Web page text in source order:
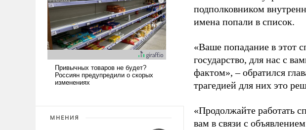
МНЕНИЯ
подполковником
имена попали в список.
«Ваше попадание в этот
государство, для нас с
фактом», – обратился
трагедией для них это
«Продолжайте работать
вам в связи с